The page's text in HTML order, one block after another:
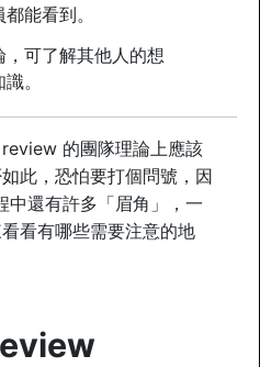
能看到。
可了解其他人的想
。
的團隊理論上應該
此，恐怕要打個問號，因
還有許多「眉角」，一
看有哪些需要注意的地